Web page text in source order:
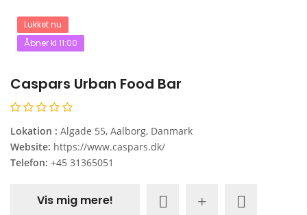
Lukket nu
Åbner kl 11:00
Caspars Urban Food Bar
Lokation : Algade 55, Aalborg, Danmark
Website: https://www.caspars.dk/
Telefon: +45 31365051
Vis mig mere!